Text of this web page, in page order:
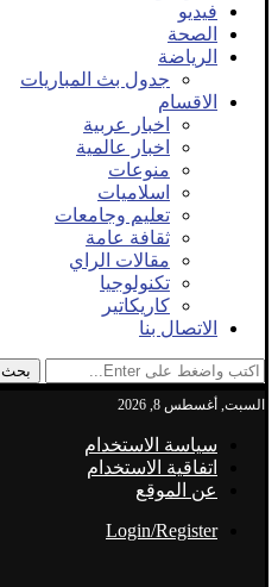
فيديو
الصحة
الرياضة
جدول بث المباريات
الاقسام
اخبار عربية
اخبار عالمية
منوعات
اسلاميات
تعليم وجامعات
ثقافة عامة
مقالات الراي
تكنولوجيا
كاريكاتير
الاتصال بنا
بحث
السبت, أغسطس 8, 2026
سياسة الاستخدام
اتفاقية الاستخدام
عن الموقع
Login/Register